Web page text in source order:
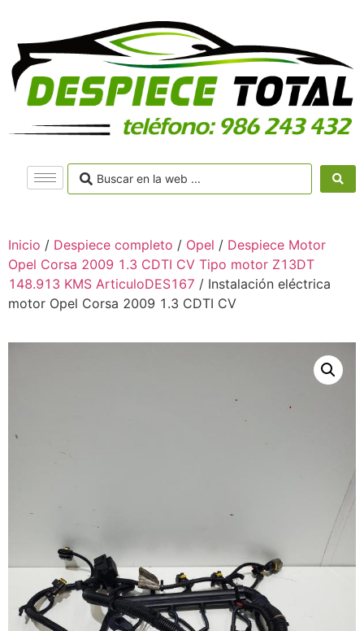
Inicio / Despiece completo / Opel / Despiece Motor
Opel Corsa 2009 1.3 CDTI CV Tipo motor Z13DT
148.913 KMS ArticuloDES167 / Instalación eléctrica
motor Opel Corsa 2009 1.3 CDTI CV